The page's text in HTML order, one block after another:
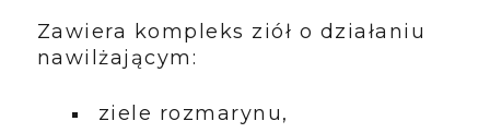
Zawiera kompleks ziół o działaniu
nawilżającym:
ziele rozmarynu,